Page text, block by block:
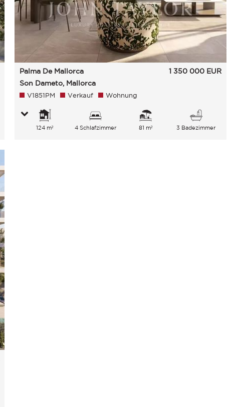
Palma De Mallorca
Son Dameto, Mallorca
1 350 000 EUR
V1851PM Verkauf Wohnung
124 m² 4 Schlafzimmer 81 m² 3 Badezimmer